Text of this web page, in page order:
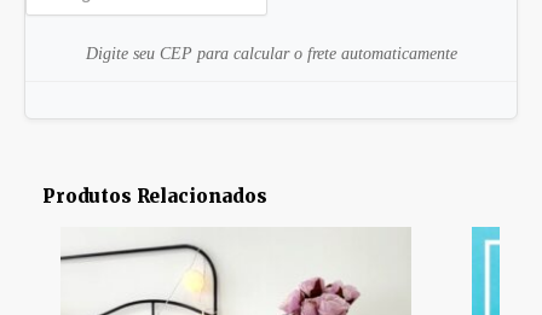
Digite seu CEP para calcular o frete automaticamente
Produtos Relacionados